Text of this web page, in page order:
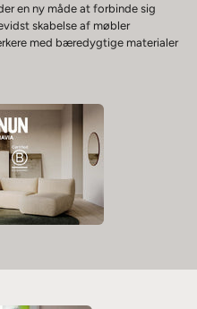
en ny måde at forbinde sig
skabelse af møbler
med bæredygtige materialer